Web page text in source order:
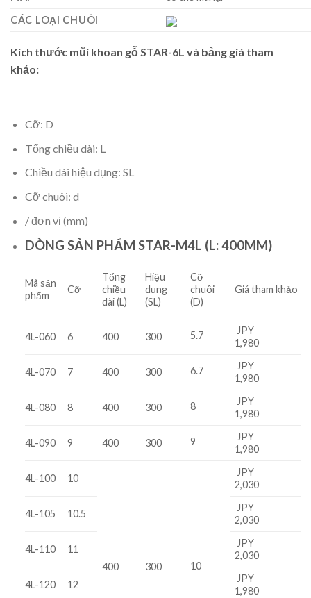
CÁC LOẠI CHUÔI
Kích thước mũi khoan gỗ STAR-6L và bảng giá tham
khảo:
Cỡ: D
Tổng chiều dài: L
Chiều dài hiệu dụng: SL
Cỡ chuôi: d
/ đơn vị (mm)
DÒNG SẢN PHẨM STAR-M4L (L: 400MM)
Mã sản
phẩm
Cỡ
Tổng
chiều
dài (L)
Hiệu
dụng
(SL)
Cỡ
chuôi
(D)
Giá tham khảo
4L-060 6 400 300 5.7
JPY
1,980
4L-070 7 400 300 6.7
JPY
1,980
4L-080 8 400 300 8
JPY
1,980
4L-090 9 400 300 9
JPY
1,980
4L-100 10
400 300 10
JPY
2,030
4L-105 10.5
JPY
2,030
4L-110 11
JPY
2,030
4L-120 12
JPY
1,980